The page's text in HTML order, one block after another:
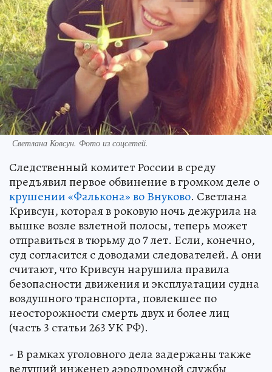
Светлана Ковсун. Фото из соцсетей.
Следственный комитет России в среду
предъявил первое обвинение в громком деле о
крушении «Фалькона» во Внуково. Светлана
Кривсун, которая в роковую ночь дежурила на
вышке возле взлетной полосы, теперь может
отправиться в тюрьму до 7 лет. Если, конечно,
суд согласится с доводами следователей. А они
считают, что Кривсун нарушила правила
безопасности движения и эксплуатации судна
воздушного транспорта, повлекшее по
неосторожности смерть двух и более лиц
(часть 3 статьи 263 УК РФ).
- В рамках уголовного дела задержаны также
ведущий инженер аэродромной службы